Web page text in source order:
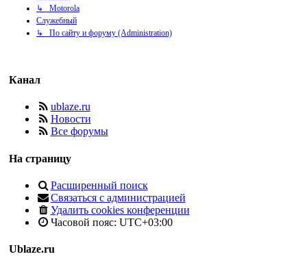
↳ Motorola
Служебный
↳ По сайту и форуму (Administration)
Канал
ublaze.ru
Новости
Все форумы
На страницу
Расширенный поиск
Связаться с администрацией
Удалить cookies конференции
Часовой пояс: UTC+03:00
Ublaze.ru